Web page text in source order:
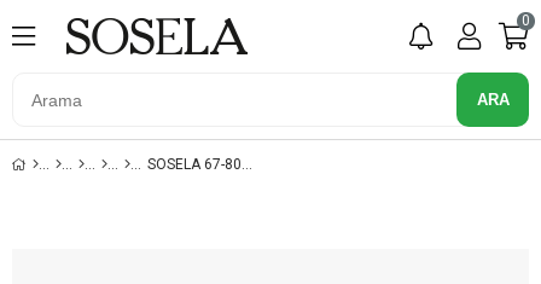
0
SOSELA 67-8083 KADIN TABA OMUZ VE KOL ÇANTA